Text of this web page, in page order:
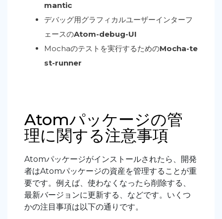
mantic
デバッグ用グラフィカルユーザーインターフ
ェースのAtom-debug-UI
Mochaのテストを実行するためのMocha-te
st-runner
Atomパッケージの管
理に関する注意事項
Atomパッケージがインストールされたら、開発
者はAtomパッケージの資産を管理することが重
要です。例えば、使わなくなったら削除する、
最新バージョンに更新する、などです。いくつ
かの注目事項は以下の通りです。